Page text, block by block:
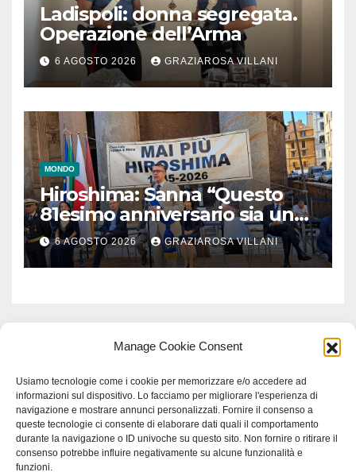
Manage Cookie Consent
Usiamo tecnologie come i cookie per memorizzare e/o accedere ad
informazioni sul dispositivo. Lo facciamo per migliorare l'esperienza di
navigazione e mostrare annunci personalizzati. Fornire il consenso a
queste tecnologie ci consente di elaborare dati quali il comportamento
durante la navigazione o ID univoche su questo sito. Non fornire o ritirare il
consenso potrebbe influire negativamente su alcune funzionalità e
funzioni.
Ladispoli: donna segregata.
Operazione dell’Arma
6 AGOSTO 2026 GRAZIAROSA VILLANI
MONDO
Hiroshima: Sanna “Questo
81esimo anniversario sia un
monito per tutti”
6 AGOSTO 2026 GRAZIAROSA VILLANI